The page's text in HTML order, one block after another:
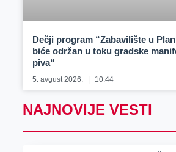
Dečji program “Zabavilište u
biće održan u toku gradske
piva“
5. avgust 2026. 10:44
NAJNOVIJE VESTI